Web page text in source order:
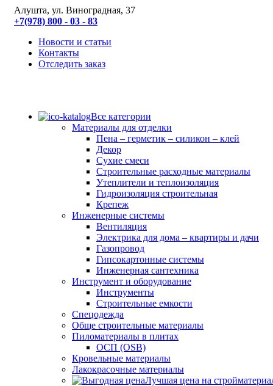
Алушта, ул. Виноградная, 37
+7(978) 800 - 03 - 83
Новости и статьи
Контакты
Отследить заказ
Все категории
Материалы для отделки
Пена – герметик – силикон – клей
Декор
Сухие смеси
Строительные расходные материалы
Утеплители и теплоизоляция
Гидроизоляция строительная
Крепеж
Инженерные системы
Вентиляция
Электрика для дома – квартиры и дачи
Газопровод
Гипсокартонные системы
Инженерная сантехника
Инструмент и оборудование
Инструменты
Строительные емкости
Спецодежда
Обще строительные материалы
Пиломатериалы в плитах
ОСП (OSB)
Кровельные материалы
Лакокрасочные материалы
Лучшая цена на